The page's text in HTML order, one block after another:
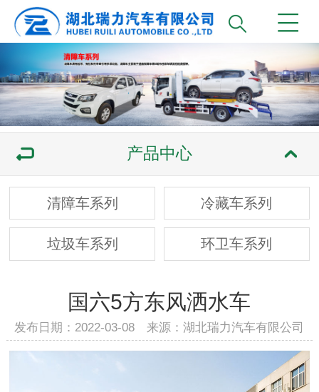
产品中心
清障车系列 冷藏车系列
垃圾车系列 环卫车系列
国六5方东风洒水车
发布日期：2022-03-08 来源：湖北瑞力汽车有限公司